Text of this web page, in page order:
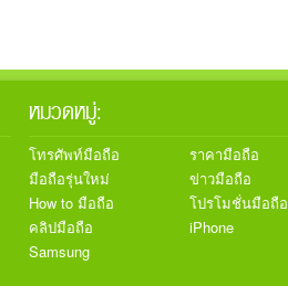
หมวดหมู่:
โทรศัพท์มือถือ
ราคามือถือ
มือถือรุ่นใหม่
ข่าวมือถือ
How to มือถือ
โปรโมชั่นมือถือ
คลิปมือถือ
iPhone
Samsung